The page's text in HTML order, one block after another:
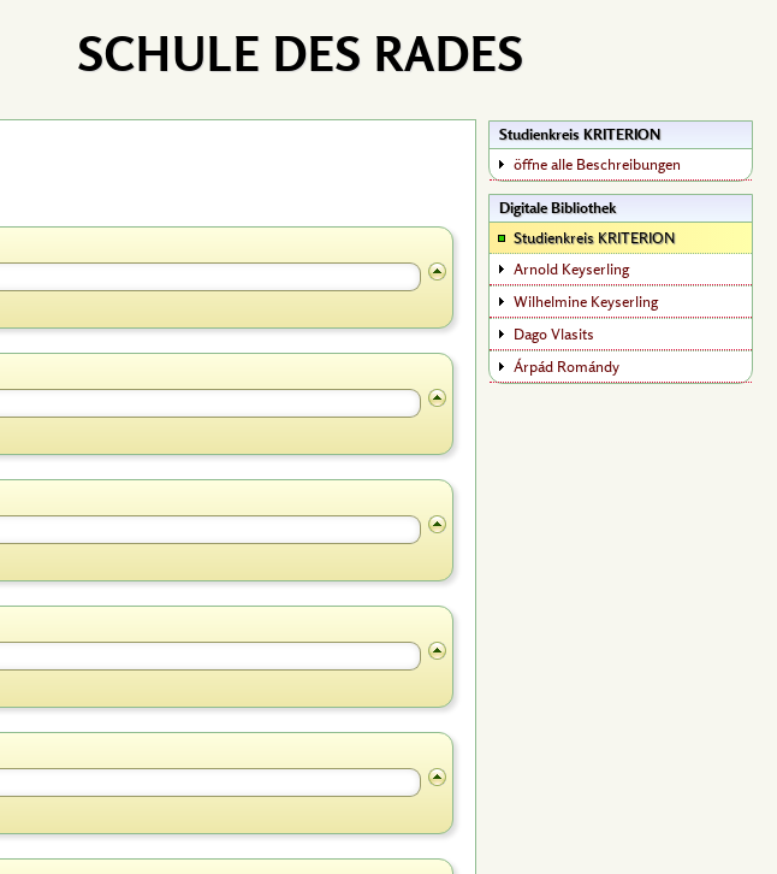
SCHULE DES RADES
Studienkreis KRITERION
öffne alle Beschreibungen
Digitale Bibliothek
Studienkreis KRITERION
Arnold Keyserling
Wilhelmine Keyserling
Dago Vlasits
Árpád Romándy